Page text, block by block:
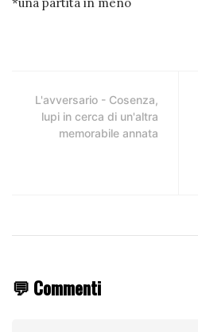
*una partita in meno
L'avversario - Cosenza,
lupi in cerca di un'altra
memorabile annata
💬 Commenti